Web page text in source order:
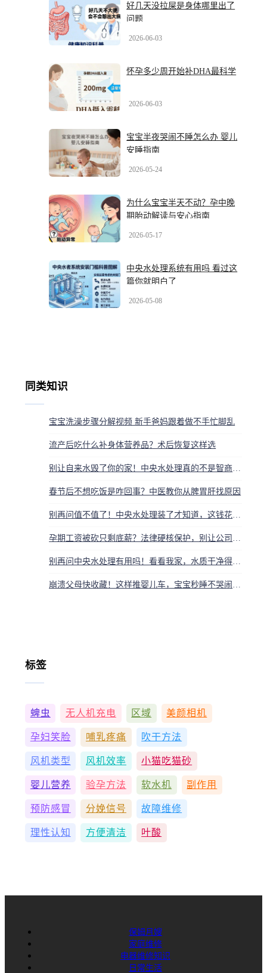
好几天没拉屎是身体哪里出了
问题
2026-06-03
怀孕多少周开始补DHA最科学
2026-06-03
宝宝半夜哭闹不睡怎么办 婴儿
安睡指南
2026-05-24
为什么宝宝半天不动？孕中晚
期胎动解读与安心指南
2026-05-17
中央水处理系统有用吗 看过这
篇你就明白了
2026-05-08
同类知识
宝宝洗澡步骤分解视频 新手爸妈跟着做不手忙脚乱
流产后吃什么补身体营养品？术后恢复这样选
春节后不想吃饭是咋回事？中医教你从脾胃肝找原因
标签
蜱虫 无人机充电 区域 美颜相机
孕妇笑脸 哺乳疼痛 吹干方法
风机类型 风机效率 小猫吃猫砂
婴儿营养 验孕方法 软水机 副作用
预防感冒 分娩信号 故障维修
理性认知 方便清洁 叶酸
保姆月嫂
家庭维修
电器维修知识
日常生活